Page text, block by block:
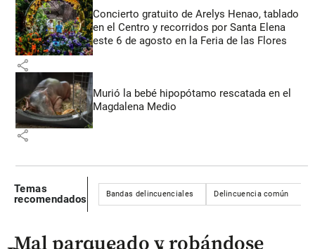
Concierto gratuito de Arelys Henao, tablado
en el Centro y recorridos por Santa Elena
este 6 de agosto en la Feria de las Flores
share
Murió la bebé hipopótamo rescatada en el
Magdalena Medio
share
Temas
recomendados
Bandas delincuenciales Delincuencia común
Mal parqueado y robándose